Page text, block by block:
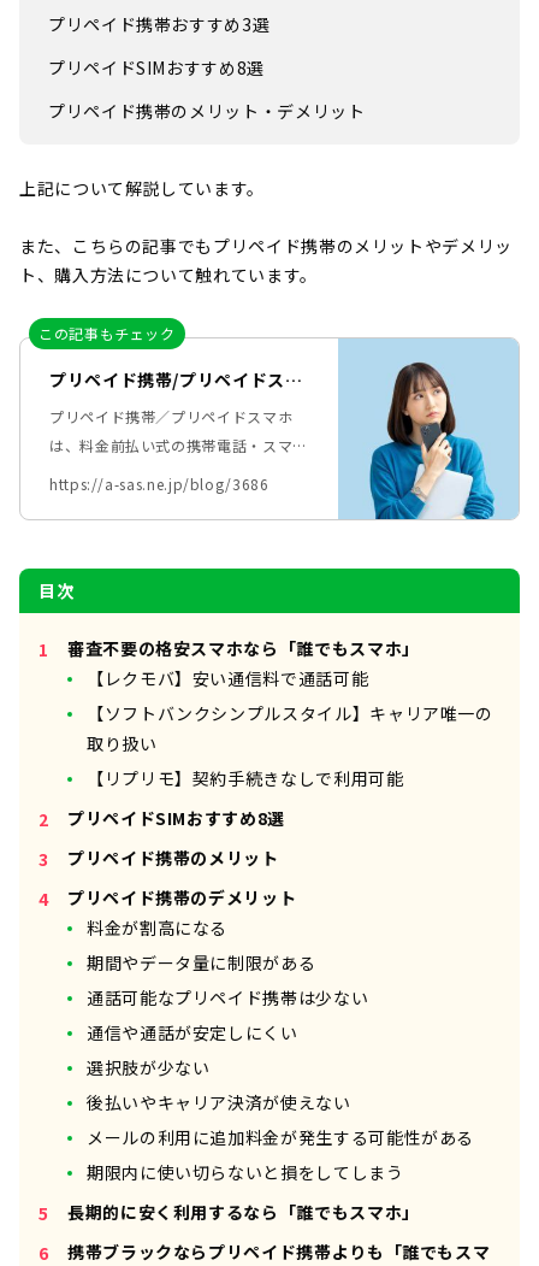
プリペイド携帯おすすめ3選
プリペイドSIMおすすめ8選
プリペイド携帯のメリット・デメリット
上記について解説しています。
また、こちらの記事でもプリペイド携帯のメリットやデメリッ
ト、購入方法について触れています。
この記事もチェック
プリペイド携帯/プリペイドスマ
ホとは？メリット・デメリット
も詳しく解説！
プリペイド携帯／プリペイドスマホ
は、料金前払い式の携帯電話・スマホ
のこと。 「短期間だけ携帯電話を使
ド携帯／スマホについて詳しく解説し
ます。
https://a-sas.ne.jp/blog/3686
目次
審査不要の格安スマホなら「誰でもスマホ」
【レクモバ】安い通信料で通話可能
【ソフトバンクシンプルスタイル】キャリア唯一の
取り扱い
【リプリモ】契約手続きなしで利用可能
プリペイドSIMおすすめ8選
プリペイド携帯のメリット
プリペイド携帯のデメリット
料金が割高になる
期間やデータ量に制限がある
通話可能なプリペイド携帯は少ない
通信や通話が安定しにくい
選択肢が少ない
後払いやキャリア決済が使えない
メールの利用に追加料金が発生する可能性がある
期限内に使い切らないと損をしてしまう
長期的に安く利用するなら「誰でもスマホ」
携帯ブラックならプリペイド携帯よりも「誰でもスマ